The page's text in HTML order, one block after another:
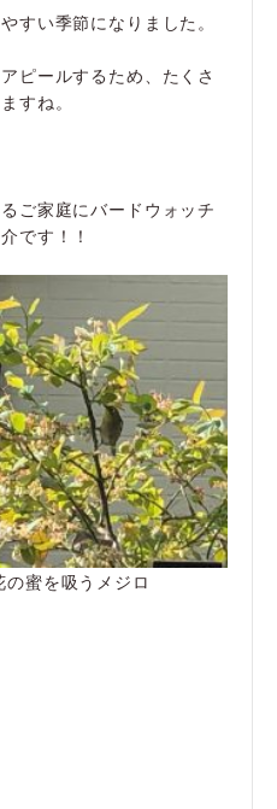
すい季節になりました。
ピールするため、たくさ
すね。
ご家庭にバードウォッチ
です！！
蜜を吸うメジロ